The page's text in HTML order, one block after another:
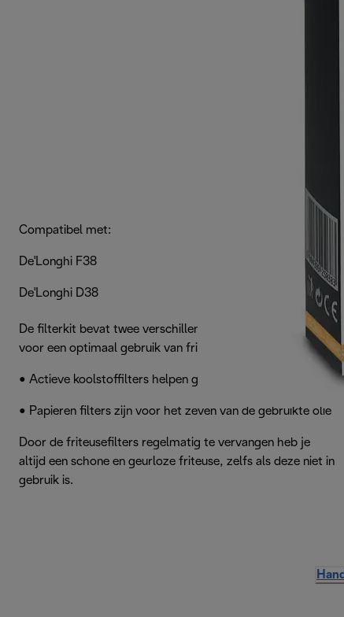
Compatibel met:
De'Longhi F38
De'Longhi D38
De filterkit bevat twee verschillende soorten filters, handig
voor een optimaal gebruik van friteuses:
• Actieve koolstoffilters helpen geurtjes te voorkomen
• Papieren filters zijn voor het zeven van de gebruikte olie
Door de friteusefilters regelmatig te vervangen heb je
altijd een schone en geurloze friteuse, zelfs als deze niet in
gebruik is.